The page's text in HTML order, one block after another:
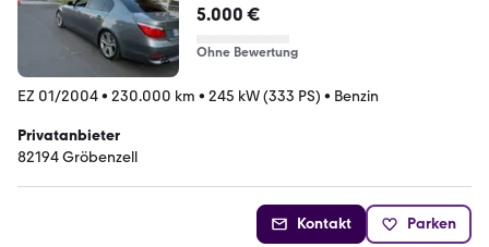
5.000 €
Ohne Bewertung
EZ 01/2004• 230.000 km • 245 kW (333 PS) • Benzin
Privatanbieter
82194 Gröbenzell
Kontakt Parken